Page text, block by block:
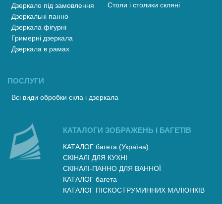
Дзеркало під замовлення
Дзеркальні панно
Дзеркала фігурні
Гримерні дзеркала
Дзеркала в рамах
Столи і столики скляні
ПОСЛУГИ
Всі види обробки скла і дзеркала
КАТАЛОГИ ЗОБРАЖЕНЬ І БАГЕТІВ
КАТАЛОГ багета (Україна)
СКІНАЛІ ДЛЯ КУХНІ
СКІНАЛІ-ПАННО ДЛЯ ВАННОЇ
КАТАЛОГ багета
КАТАЛОГ ПІСКОСТРУМИННИХ МАЛЮНКІВ